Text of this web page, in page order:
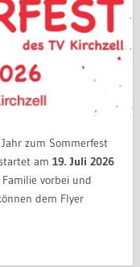
zum Sommerfest
am 19. Juli 2026
vorbei und
dem Flyer